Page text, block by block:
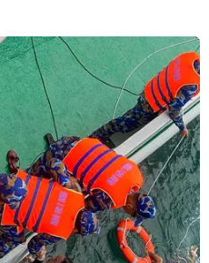
của Bộ Y
cư
chiếm